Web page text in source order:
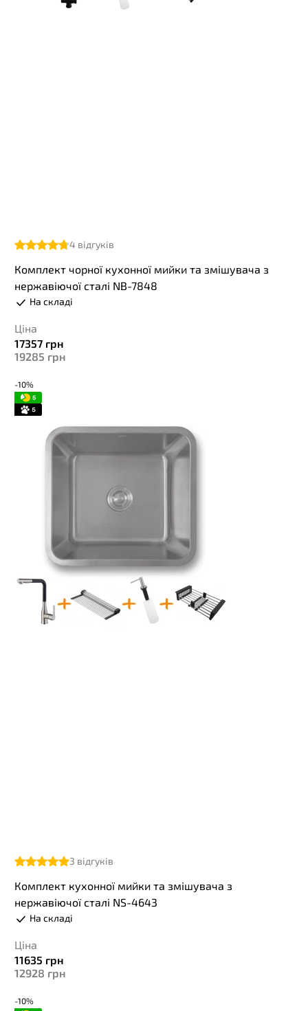
4 відгуків
Комплект чорної кухонної мийки та змішувача з
нержавіючої сталі NB-7848
На складі
Ціна
17357 грн
19285 грн
-10%
3 відгуків
Комплект кухонної мийки та змішувача з
нержавіючої сталі NS-4643
На складі
Ціна
11635 грн
12928 грн
-10%